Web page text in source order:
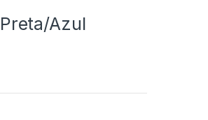
Azul